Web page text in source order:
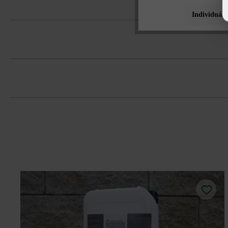
vrátane minimálne 1 tvárnice so
Na zjednodušenie čistenia odporúča
Dodržujte prosím pokyny na